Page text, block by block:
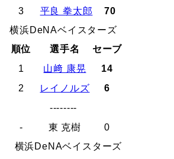
3
平良 拳太郎
70
横浜DeNAベイスターズ
順位
選手名
セーブ
1
山﨑 康晃
14
2
レイノルズ
6
--------
-
東 克樹
0
横浜DeNAベイスターズ